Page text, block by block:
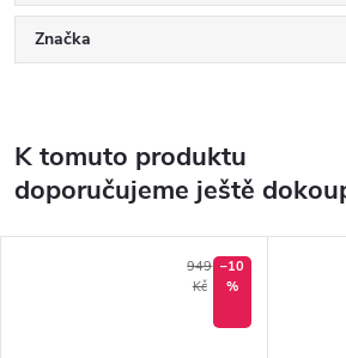
Značka
K tomuto produktu
doporučujeme ještě
949
Kč
–10
%